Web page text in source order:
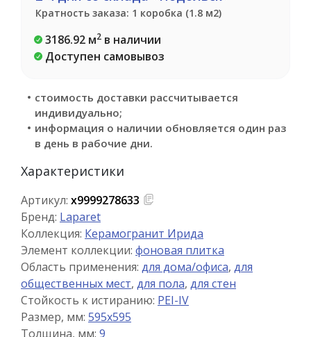
Кратность заказа: 1 коробка (1.8 м2)
3186.92 м2 в наличии
Доступен самовывоз
стоимость доставки рассчитывается
индивидуально;
информация о наличии обновляется один раз
в день в рабочие дни.
Характеристики
Артикул: х9999278633
Бренд: Laparet
Коллекция: Керамогранит Ирида
Элемент коллекции: фоновая плитка
Область применения: для дома/офиса, для
общественных мест, для пола, для стен
Стойкость к истиранию: PEI-IV
Размер, мм: 595x595
Толщина, мм: 9